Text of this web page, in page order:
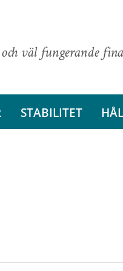
väl fungerande
STABILITET